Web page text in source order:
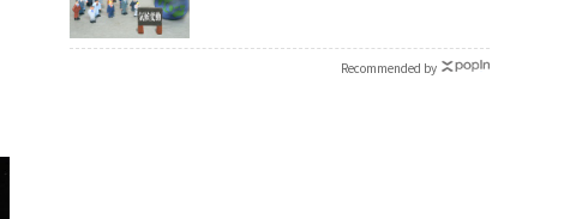
Recommended by